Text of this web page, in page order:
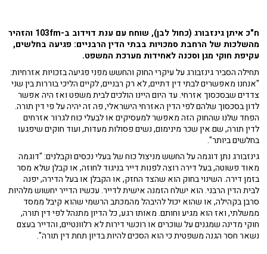
ח"כ איתן גינזבורג (כחול לבן), שוחח עם ענת דוידוב ב-103fm וה
זהיר
מהשלכות של הרחבת סמכויות בבתי הדין הרבניים: פגיעה בחלשים,
עקיפת חוקי מגן וסכנה לאחידות מערכת המשפט.
תחילה הסביר גינזבורג על עיקרי החוק והחשש מפני פגיעה בזכויות אזרחיות:
"אנחנו מאפשרים לבתי דין דתיים, לא רק רבניים, לקיים הליכי בוררות בין שני
צדדים שבסכסוך אזרחי. עד היום היינו הולכים לבית משפט ואז היה אפשר
לדון בסכסוך שלהם לפי הדין האזרחי הישראלי, פה זה יהיה על פי דין תורה.
הפחד שלנו שהחוק הזה מאפשר למעסיקים או לבעלי כוח לגרור אזרחים
לדין תורה, שם אין שכר מינימום, נשים פסולות מעדות, ועוד חוקים שיפגעו
בחלשים ביותר".
גינזבורג נתן דוגמה על החשש מניצול כוח של בעלי נכסים וקבלנים: "דוגמה
מאוד פשוטה, בעל דירה רוצה לפנות דייר בניגוד לחוזה, או קבלן שלא מסר
בזמן דירה. השינוי בחוק הוא שהצד החזק, או הקבלן או בעל הדירה, יפנה
לבית הדין הרבני. הוא ישלח הזמנה אישית לדייר. עכשיו הדייר יחשוש מלהיות
סרבן בקהילה, או שהוא יכול להיבהל מהמכתב הרשמי שהוא קיבל ממסד
ממשלתי, ואז הוא מגיע וחותם. מאותו רגע, כל הדיון מתנהל לפי דין תורה,
חוקי מדינה שמגנים על שוכרים או רוכשי דירות לא רלוונטיים, והדייר בעצם
נשאר חסר הגנה משפטית כי הוא הסכים להיות בדיון תחת דין תורה".